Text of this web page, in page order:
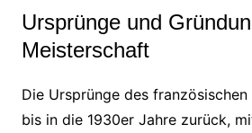
Ursprünge und
Meisterschaft
Die Ursprünge des
bis in die 1930er Jahre zurück,